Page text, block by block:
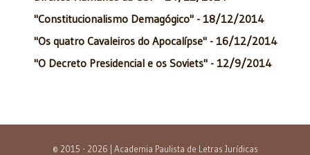
"Constitucionalismo Demagógico" - 18/12/2014
"Os quatro Cavaleiros do Apocalípse" - 16/12/2014
"O Decreto Presidencial e os Soviets" - 12/9/2014
© 2015 - 2026 | Academia Paulista de Letras Jurídicas